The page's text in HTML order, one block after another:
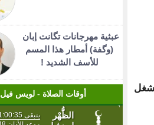
عبثية مهرجانات تگانت إبان
(وگفة) أمطار هذا المسم
للأسف الشديد !
أوقات الصلاة - لويس فيل